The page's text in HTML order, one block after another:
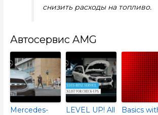
снизить расходы на топливо.
Автосервис AMG
Mercedes-
LEVEL UP! All
Basics